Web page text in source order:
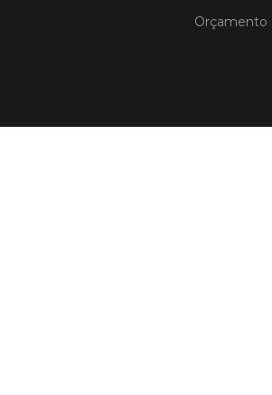
Orçamento